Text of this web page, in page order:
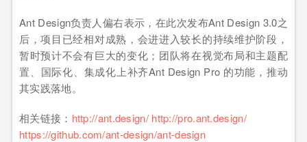
Ant Design负责人偏右表示，在此次发布Ant Design 3.0之
后，项目已经相对成熟，会进进入较长的持续维护阶段，
暂时预计不会有巨大的变化；团队将在视觉布局和主题配
置、国际化、集成化上补齐Ant Design Pro 的功能，推动
其实践落地。
相关链接： http://ant.design/ http://pro.ant.design/
https://github.com/ant-design/ant-design